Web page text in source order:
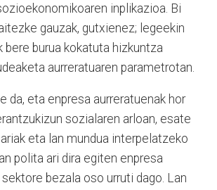
inplikazioa. Bi
gauzak, gutxienez; legeekin
bere burua kokatuta hizkuntza
aurreratuaren parametrotan.
da, eta enpresa aurreratuenak hor
sozialaren arloan, esate
eta lan mundua interpelatzeko
polita ari dira egiten enpresa
bezala oso urruti dago. Lan